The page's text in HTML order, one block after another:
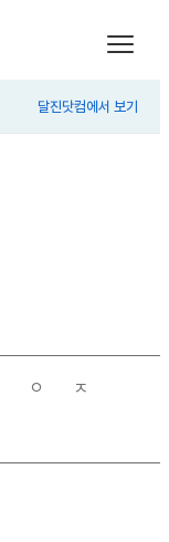
달진닷컴에서 보기
ㅇ ㅈ